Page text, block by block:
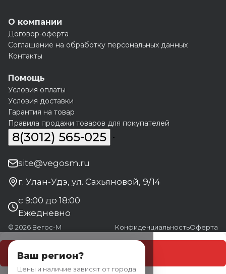
О компании
Договор-оферта
Соглашение на обработку персональных данных
Контакты
Помощь
Условия оплаты
Условия доставки
Гарантия на товар
Правила продажи товаров для покупателей
8(3012) 565-025
site@vegosm.ru
г. Улан-Удэ, ул. Сахьяновой, 9/14
с 9:00 до 18:00
Ежедневно
© 2026 Вегос-М КонфиденциальностьОферта
Ваш регион?
Цены и наличие зависят от города